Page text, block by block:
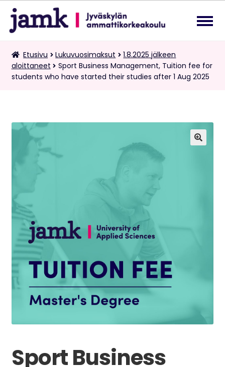
Siirry
Siirry
Lukuvuosimaksut
Suomi
Etusivu Lukuvuosimaksut
1.8.2025 jälkeen
aloittaneet
Sport Business Management, Tuition fee for
students who have started their studies after 1 Aug 2025
Sport Business